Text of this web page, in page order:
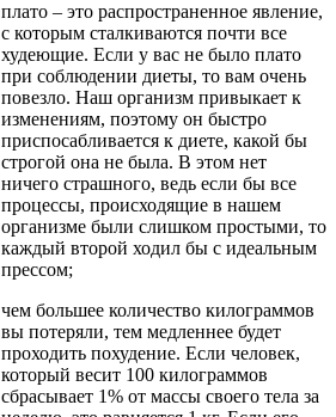
плато – это распространенное явление,
с которым сталкиваются почти все
худеющие. Если у вас не было плато
при соблюдении диеты, то вам очень
повезло. Наш организм привыкает к
изменениям, поэтому он быстро
приспосабливается к диете, какой бы
строгой она не была. В этом нет
ничего страшного, ведь если бы все
процессы, происходящие в нашем
организме были слишком простыми, то
каждый второй ходил бы с идеальным
прессом;
чем большее количество килограммов
вы потеряли, тем медленнее будет
проходить похудение. Если человек,
который весит 100 килограммов
сбрасывает 1% от массы своего тела за